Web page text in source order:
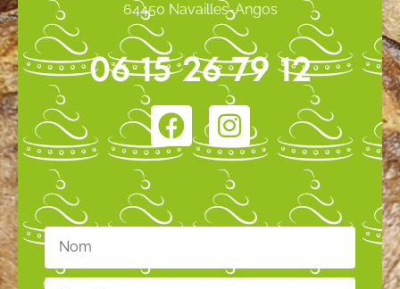
64450 Navailles-Angos
06 15 26 79 12